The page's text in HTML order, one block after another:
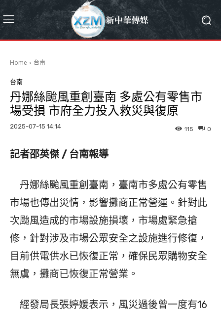
Home 台南
台南
丹娜絲颱風重創臺南 多處公有零售市
場受損 市府全力投入救災與復原
2025-07-15 14:14 0
115
記者邵英傑 / 台南報導
丹娜絲颱風重創臺南，臺南市多處公有零售
市場也傳出災情，影響攤商正常營運。針對此
次颱風造成的市場設施損壞，市場處緊急搶
修，針對涉及市場公眾安全之設施進行修復，
目前供電供水已恢復正常，確保民眾購物安全
無虞，攤商已恢復正常營業。
經發局長張婷媛表示，風災過後曾一度有16